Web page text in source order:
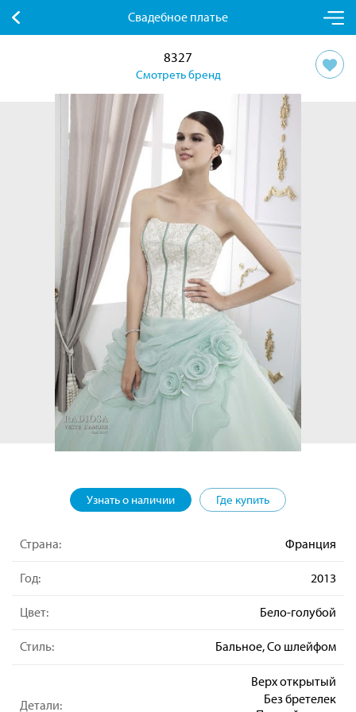
Свадебное платье
8327
Смотреть бренд
Узнать о наличии Где купить
Страна: Франция
Год: 2013
Цвет: Бело-голубой
Стиль: Бальное, Со шлейфом
Детали:
Верх открытый
Без бретелек